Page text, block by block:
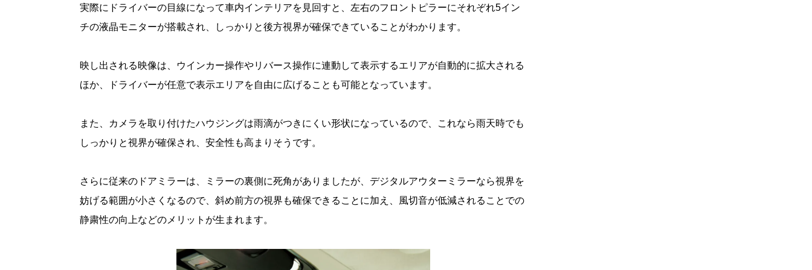
実際にドライバーの目線になって車内インテリアを見回すと、左右のフロントピラーにそれぞれ5イン
チの液晶モニターが搭載され、しっかりと後方視界が確保できていることがわかります。
映し出される映像は、ウインカー操作やリバース操作に連動して表示するエリアが自動的に拡大される
ほか、ドライバーが任意で表示エリアを自由に広げることも可能となっています。
また、カメラを取り付けたハウジングは雨滴がつきにくい形状になっているので、これなら雨天時でも
しっかりと視界が確保され、安全性も高まりそうです。
さらに従来のドアミラーは、ミラーの裏側に死角がありましたが、デジタルアウターミラーなら視界を
妨げる範囲が小さくなるので、斜め前方の視界も確保できることに加え、風切音が低減されることでの
静粛性の向上などのメリットが生まれます。